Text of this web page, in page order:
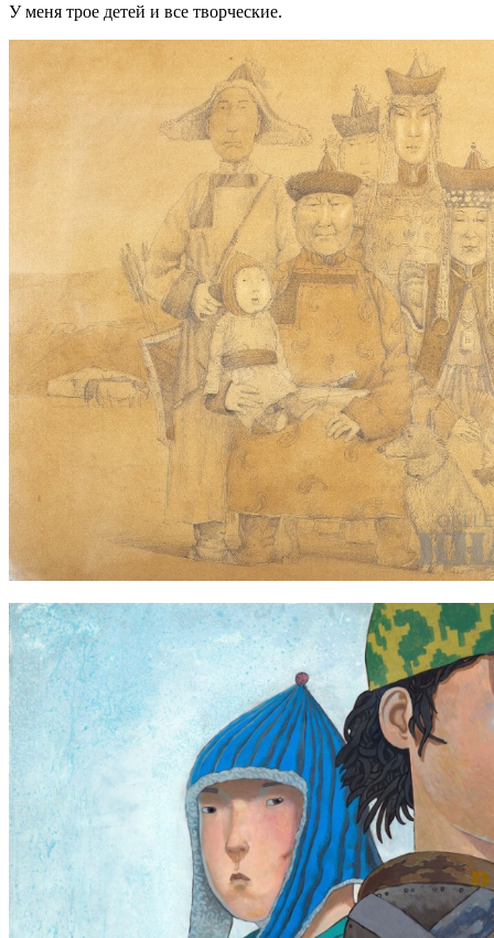
У меня трое детей и все творческие.